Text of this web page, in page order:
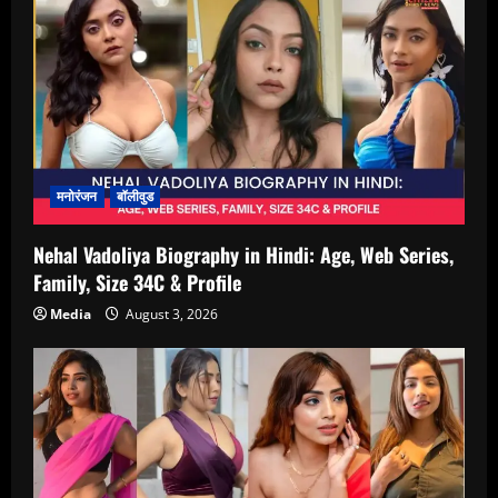
मनोरंजन बॉलीवुड
Nehal Vadoliya Biography in Hindi: Age, Web Series,
Family, Size 34C & Profile
Media August 3, 2026